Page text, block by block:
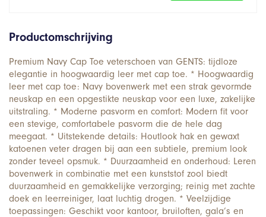
Productomschrijving
Premium Navy Cap Toe veterschoen van GENTS: tijdloze
elegantie in hoogwaardig leer met cap toe. * Hoogwaardig
leer met cap toe: Navy bovenwerk met een strak gevormde
neuskap en een opgestikte neuskap voor een luxe, zakelijke
uitstraling. * Moderne pasvorm en comfort: Modern fit voor
een stevige, comfortabele pasvorm die de hele dag
meegaat. * Uitstekende details: Houtlook hak en gewaxt
katoenen veter dragen bij aan een subtiele, premium look
zonder teveel opsmuk. * Duurzaamheid en onderhoud: Leren
bovenwerk in combinatie met een kunststof zool biedt
duurzaamheid en gemakkelijke verzorging; reinig met zachte
doek en leerreiniger, laat luchtig drogen. * Veelzijdige
toepassingen: Geschikt voor kantoor, bruiloften, gala’s en